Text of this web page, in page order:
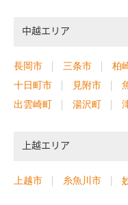
中越エリア
長岡市 三条市 柏
十日町市
見附市
出雲崎町
湯沢町
上越エリア
上越市 糸魚川市